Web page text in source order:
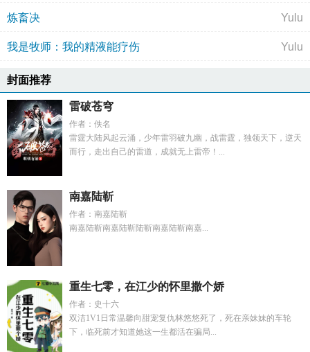
炼畜决 Yulu
我是牧师：我的精液能疗伤 Yulu
封面推荐
雷破苍穹
作者：佚名
雷霆大陆风起云涌，少年雷羽破九幽，战雷霆，独领天下，逆天
而行，走出自己的雷道，成就无上雷帝！...
南嘉陆靳
作者：南嘉陆靳
南嘉陆靳南嘉陆靳陆靳南嘉陆靳南嘉...
重生七零，在江少的怀里撒个娇
作者：史十六
双洁1V1日常温馨向甜宠复仇林悠悠死了，死在亲妹妹的车轮
下，临死前才知道她这一生都活在骗局...